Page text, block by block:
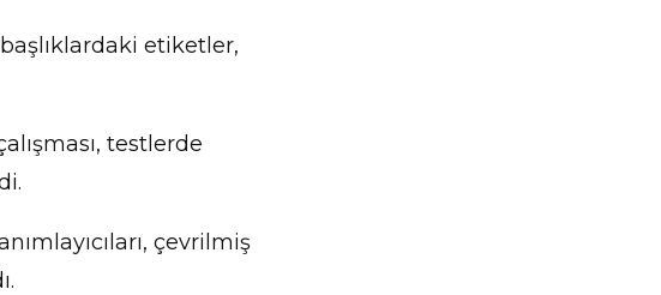
etiketler,
testlerde
çevrilmiş